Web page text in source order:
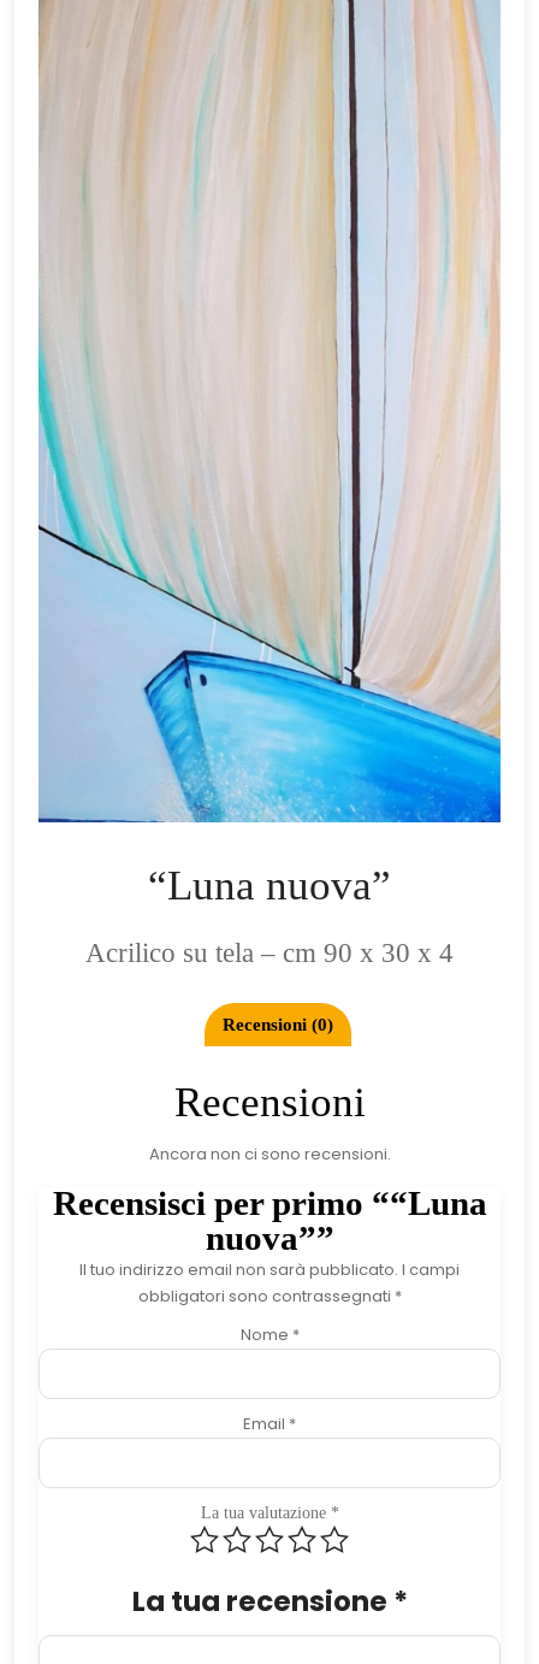
“Luna nuova”
Acrilico su tela – cm 90 x 30 x 4
Recensioni (0)
Recensioni
Ancora non ci sono recensioni.
Recensisci per primo ““Luna
nuova””
Il tuo indirizzo email non sarà pubblicato. I campi
obbligatori sono contrassegnati *
Nome *
Email *
La tua valutazione *
La tua recensione *